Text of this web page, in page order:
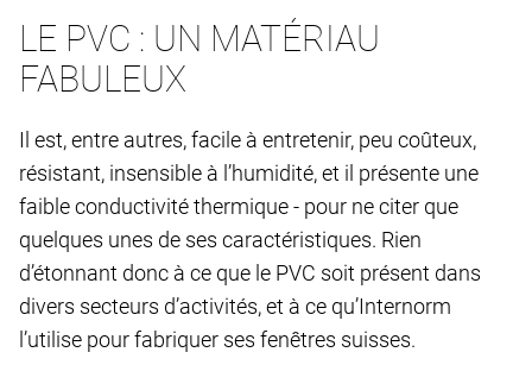
LE PVC : UN MATÉRIAU
FABULEUX
Il est, entre autres, facile à entretenir, peu coûteux,
résistant, insensible à l’humidité, et il présente une
faible conductivité thermique - pour ne citer que
quelques unes de ses caractéristiques. Rien
d’étonnant donc à ce que le PVC soit présent dans
divers secteurs d’activités, et à ce qu’Internorm
l’utilise pour fabriquer ses fenêtres suisses.